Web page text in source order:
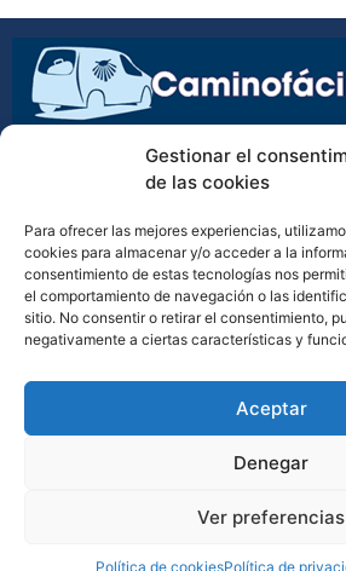
Gestionar el
de las cookies
Para ofrecer las mejores experiencias,
cookies para almacenar y/o acceder a la
consentimiento de estas tecnologías nos
el comportamiento de navegación o las
sitio. No consentir o retirar el consentimiento,
negativamente a ciertas características y
Aceptar
Denegar
Ver preferencias
Política de cookiesPolítica de
Transporte de equipajes y mochilas en
(34) 610 798 138
contacto@caminofacil.net